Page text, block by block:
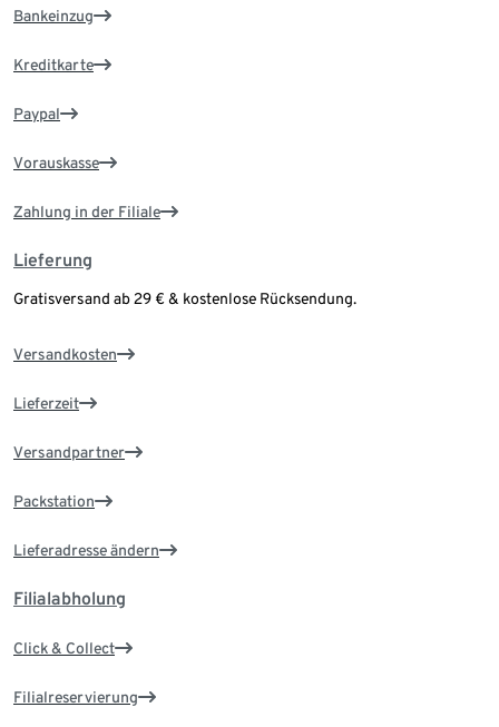
Bankeinzug
Kreditkarte
Paypal
Vorauskasse
Zahlung in der Filiale
Lieferung
Gratisversand ab 29 € & kostenlose Rücksendung.
Versandkosten
Lieferzeit
Versandpartner
Packstation
Lieferadresse ändern
Filialabholung
Click & Collect
Filialreservierung